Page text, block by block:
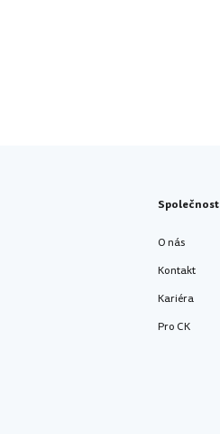
Společnost
O nás
Kontakt
Kariéra
Pro CK